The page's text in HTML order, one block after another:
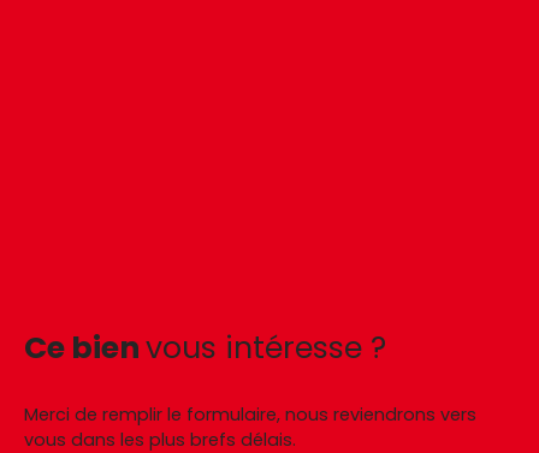
Ce bienvous intéresse ?
Merci de remplir le formulaire, nous reviendrons vers
vous dans les plus brefs délais.